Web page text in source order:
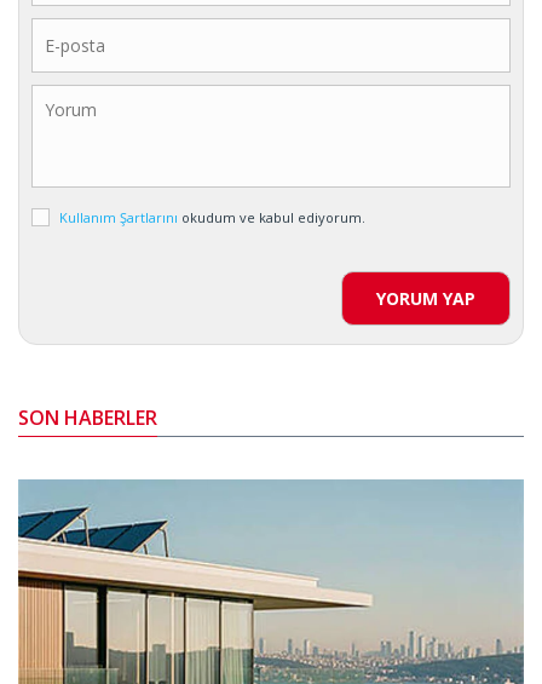
Kullanım Şartlarını okudum ve kabul ediyorum.
YORUM YAP
SON HABERLER